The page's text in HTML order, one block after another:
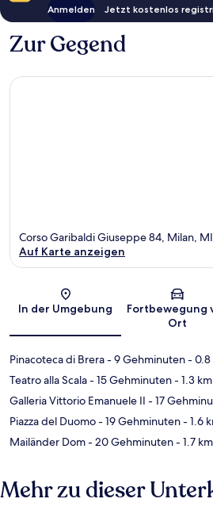
Anmelden Jetzt kostenlos
Zur Gegend
Karte
Corso Garibaldi Giuseppe 84, Milan,
Auf Karte anzeigen
In der Umgebung
Fortbewegung
Ort
Pinacoteca di Brera- 9 Gehminuten- 0.8
Teatro alla Scala- 15 Gehminuten- 1.3 km
Galleria Vittorio Emanuele II - 17
Piazza del Duomo- 19 Gehminuten- 1.6
Mailänder Dom- 20 Gehminuten- 1.7 km
Mehr zu dieser